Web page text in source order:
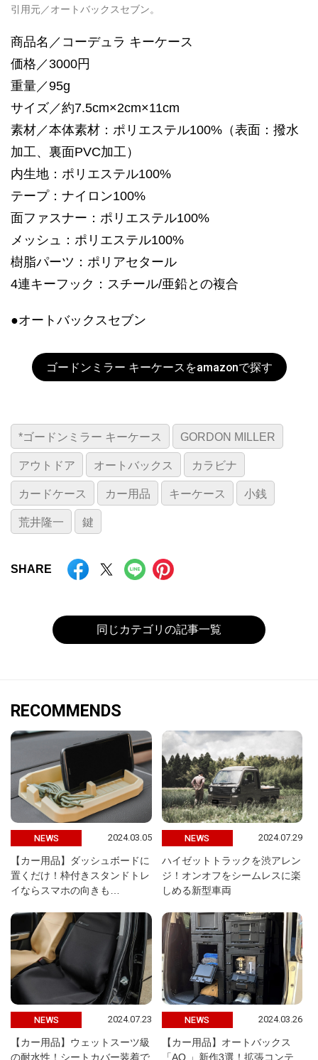
引用元／オートバックスセブン。
商品名／コーデュラ キーケース
価格／3000円
重量／95g
サイズ／約7.5cm×2cm×11cm
素材／本体素材：ポリエステル100%（表面：撥水
加工、裏面PVC加工）
内生地：ポリエステル100%
テープ：ナイロン100%
面ファスナー：ポリエステル100%
メッシュ：ポリエステル100%
樹脂パーツ：ポリアセタール
4連キーフック：スチール/亜鉛との複合
●オートバックスセブン
ゴードンミラー キーケースをamazonで探す
*ゴードンミラー キーケース GORDON MILLER
アウトドア オートバックス カラビナ
カードケース カー用品 キーケース 小銭
荒井隆一 鍵
SHARE
同じカテゴリの記事一覧
RECOMMENDS
NEWS 2024.03.05
【カー用品】ダッシュボードに
置くだけ！枠付きスタンドトレ
イならスマホの向きも…
NEWS 2024.07.29
ハイゼットトラックを渋アレン
ジ！オンオフをシームレスに楽
しめる新型車両
NEWS 2024.07.23
【カー用品】ウェットスーツ級
の耐水性！シートカバー装着で
NEWS 2024.03.26
【カー用品】オートバックス
「AQ.」新作3選！拡張コンテ